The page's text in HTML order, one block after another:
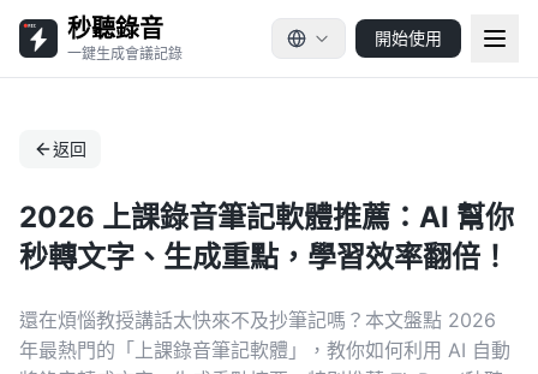
秒聽錄音
一鍵生成會議記錄
開始使用
返回
2026 上課錄音筆記軟體推薦：AI 幫你
秒轉文字、生成重點，學習效率翻倍！
還在煩惱教授講話太快來不及抄筆記嗎？本文盤點 2026
年最熱門的「上課錄音筆記軟體」，教你如何利用 AI 自動